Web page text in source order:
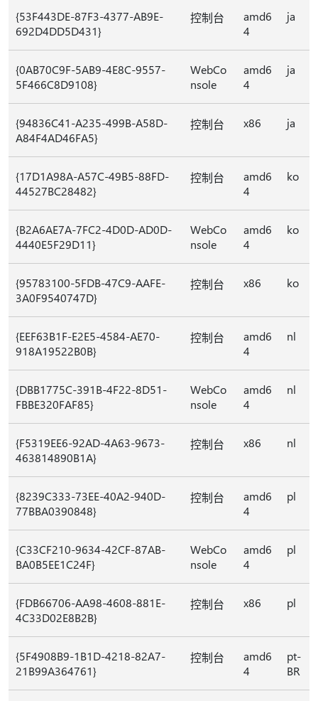
{53F443DE-87F3-4377-AB9E-
692D4DD5D431}
控制台
amd6
4
ja
{0AB70C9F-5AB9-4E8C-9557-
5F466C8D9108}
WebCo
nsole
amd6
4
ja
{94836C41-A235-499B-A58D-
A84F4AD46FA5}
控制台 x86 ja
{17D1A98A-A57C-49B5-88FD-
44527BC28482}
控制台
amd6
4
ko
{B2A6AE7A-7FC2-4D0D-AD0D-
4440E5F29D11}
WebCo
nsole
amd6
4
ko
{95783100-5FDB-47C9-AAFE-
3A0F9540747D}
控制台 x86 ko
{EEF63B1F-E2E5-4584-AE70-
918A19522B0B}
控制台
amd6
4
nl
{DBB1775C-391B-4F22-8D51-
FBBE320FAF85}
WebCo
nsole
amd6
4
nl
{F5319EE6-92AD-4A63-9673-
463814890B1A}
控制台 x86 nl
{8239C333-73EE-40A2-940D-
77BBA0390848}
控制台
amd6
4
pl
{C33CF210-9634-42CF-87AB-
BA0B5EE1C24F}
WebCo
nsole
amd6
4
pl
{FDB66706-AA98-4608-881E-
4C33D02E8B2B}
控制台 x86 pl
{5F4908B9-1B1D-4218-82A7-
21B99A364761}
控制台
amd6
4
pt-
BR